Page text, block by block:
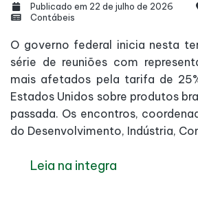
Publicado em 22 de julho de 2026
Contábeis
O governo federal inicia nesta
série de reuniões com
mais afetados pela tarifa de
Estados Unidos sobre produtos
passada. Os encontros,
do Desenvolvimento, Indústria,
Leia na integra